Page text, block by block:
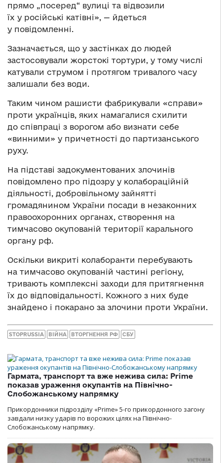
прямо „посеред“ вулиці та відвозили
їх у російські катівні», — йдеться
у повідомленні.
Зазначається, що у застінках до людей
застосовували жорстокі тортури, у тому числі
катували струмом і протягом тривалого часу
залишали без води.
Таким чином рашисти фабрикували «справи»
проти українців, яких намагалися схилити
до співпраці з ворогом або визнати себе
«винними» у причетності до партизанського
руху.
На підставі задокументованих злочинів
повідомлено про підозру у колабораційній
діяльності, добровільному зайнятті
громадянином України посади в незаконних
правоохоронних органах, створення на
тимчасово окупованій території карального
органу рф.
Оскільки викриті колаборанти перебувають
на тимчасово окупованій частині регіону,
тривають комплексні заходи для притягнення
їх до відповідальності. Кожного з них буде
знайдено і покарано за злочини проти України.
STOPRUSSIA ВІЙНА ВТОРГНЕННЯ РФ СБУ
Гармата, транспорт та вже нежива сила: Prime
показав ураження окупантів на Північно-
Слобожанському напрямку
Прикордонники підрозділу «Prime» 5-го прикордонного загону
завдали низку ударів по ворожих цілях на Північно-
Слобожанському напрямку.